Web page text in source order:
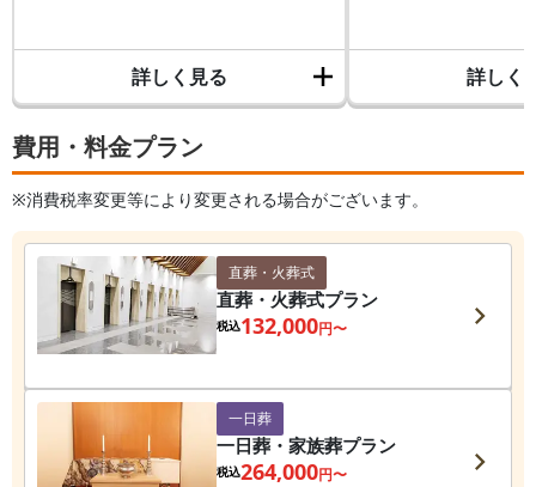
費用・料金プラン
※消費税率変更等により変更される場合がございます。
直葬・火葬式
直葬・火葬式プラン
税込132,000円〜
一日葬
一日葬・家族葬プラン
税込264,000円〜
詳しく見る 詳しく